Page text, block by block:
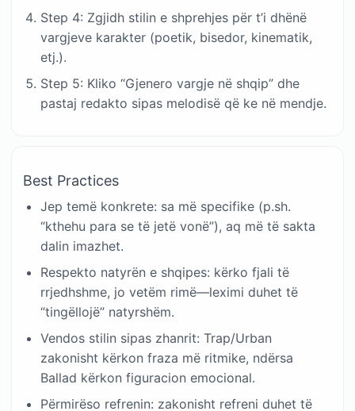
Step 4: Zgjidh stilin e shprehjes për t’i dhënë
vargjeve karakter (poetik, bisedor, kinematik,
etj.).
Step 5: Kliko “Gjenero vargje në shqip” dhe
pastaj redakto sipas melodisë që ke në mendje.
Best Practices
Jep temë konkrete: sa më specifike (p.sh.
“kthehu para se të jetë vonë”), aq më të sakta
dalin imazhet.
Respekto natyrën e shqipes: kërko fjali të
rrjedhshme, jo vetëm rimë—leximi duhet të
“tingëllojë” natyrshëm.
Vendos stilin sipas zhanrit: Trap/Urban
zakonisht kërkon fraza më ritmike, ndërsa
Ballad kërkon figuracion emocional.
Përmirëso refrenin: zakonisht refreni duhet të